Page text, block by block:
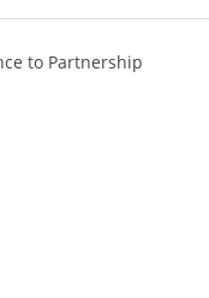
to Partnership